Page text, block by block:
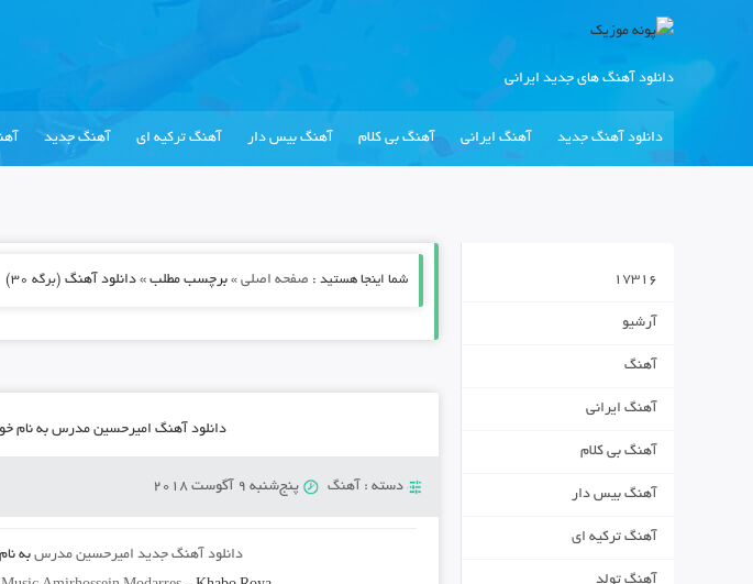
دانلود آهنگ های جدید ایرانی
دانلود آهنگ جدید آهنگ ایرانی آهنگ بی کلام آهنگ بیس دار آهنگ ترکیه ای آهنگ جدید
شما اینجا هستید : صفحه اصلی» برچسب مطلب » دانلود آهنگ(برگه 30)
دانلود آهنگ امیرحسین مدرس به نام
دسته : آهنگ پنج‌شنبه 9 آگوست 2018
دانلود آهنگ جدید امیرحسین مدرسبه نام
17316
آرشیو
آهنگ
آهنگ ایرانی
آهنگ بی کلام
آهنگ بیس دار
آهنگ ترکیه ای
آهنگ تولد